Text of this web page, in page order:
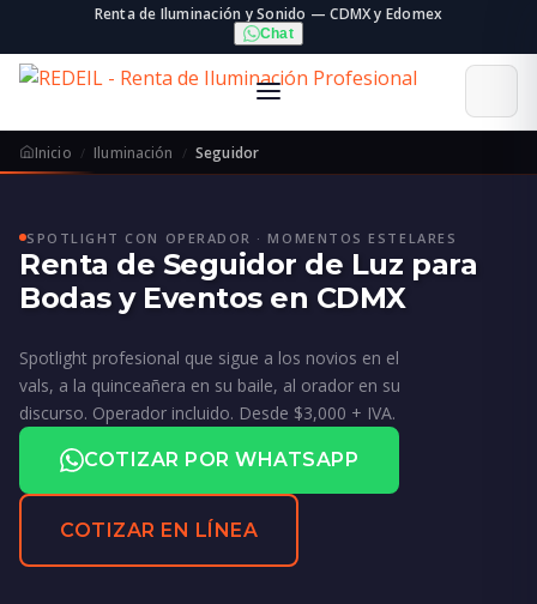
Renta de Iluminación y Sonido — CDMX y Edomex
Chat
Inicio Iluminación Seguidor
SPOTLIGHT CON OPERADOR · MOMENTOS ESTELARES
Renta de Seguidor de Luz para
Bodas y Eventos en CDMX
Spotlight profesional que sigue a los novios en el
vals, a la quinceañera en su baile, al orador en su
discurso. Operador incluido. Desde $3,000 + IVA.
COTIZAR POR WHATSAPP
COTIZAR EN LÍNEA